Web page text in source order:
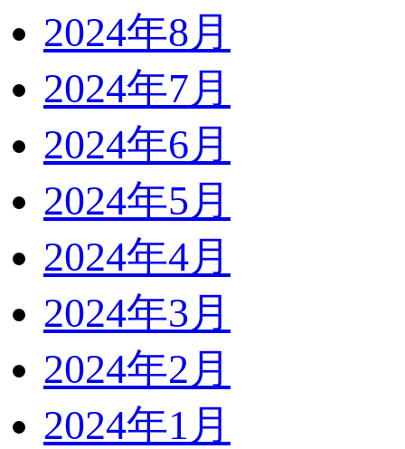
2024年8月
2024年7月
2024年6月
2024年5月
2024年4月
2024年3月
2024年2月
2024年1月